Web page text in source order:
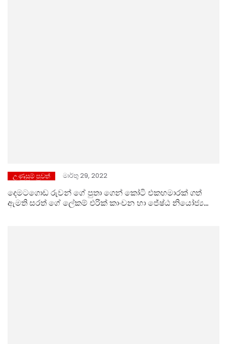
උණුසුම් පුවත් මාර්තු 29, 2022
දෙමටගොඩ රුවන් ගේ පුතා ගෙන් කෝටි එකහමාරක් ගත්
ඇමති සරත් ගේ ලේකම් එරික් කාංචන හා ජේෂ්ඨ නියෝජ්‍ය